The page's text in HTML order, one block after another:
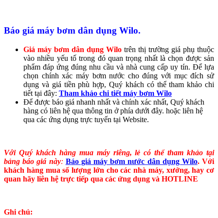
Báo giá máy bơm dân dụng Wilo.
Giá máy bơm dân dụng Wilo trên thị trường giá phụ thuộc
vào nhiều yếu tố trong đó quan trọng nhất là chọn được sản
phẩm đáp ứng đúng nhu cầu và nhà cung cấp uy tín. Để lựa
chọn chính xác máy bơm nước cho đúng với mục đích sử
dụng và giá tiền phù hợp, Quý khách có thể tham khảo chi
tiết tại đây: Tham khảo chi tiết máy bơm Wilo
Để được báo giá nhanh nhất và chính xác nhất, Quý khách
hàng có liên hệ qua thông tin ở phía dưới đây. hoặc liên hệ
qua các ứng dụng trực tuyến tại Website.
Với Quý khách hàng mua máy riêng, lẻ có thể tham khảo tại
bảng báo giá này: Báo giá máy bơm nước dân dụng Wilo. Với
khách hàng mua số lượng lớn cho các nhà máy, xưởng, hay cơ
quan hãy liên hệ trực tiếp qua các ứng dụng và HOTLINE
Ghi chú: